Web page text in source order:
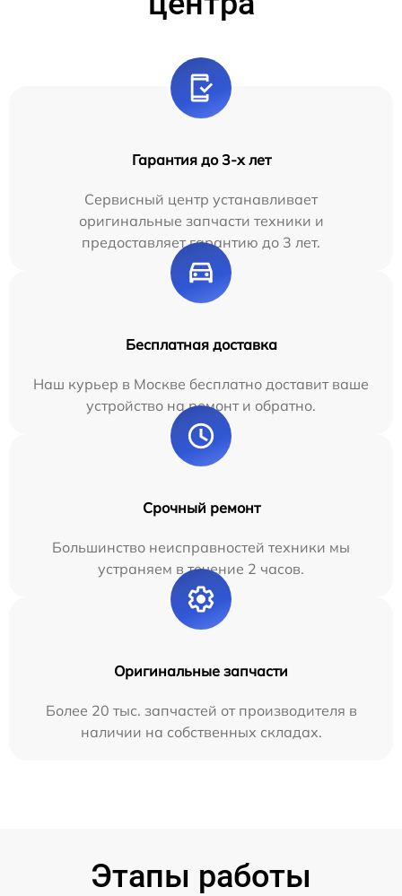
Гарантия до 3-х лет
Сервисный центр устанавливает
оригинальные запчасти техники и
предоставляет гарантию до 3 лет.
Бесплатная доставка
Наш курьер в Москве бесплатно доставит ваше
устройство на ремонт и обратно.
Срочный ремонт
Большинство неисправностей техники мы
устраняем в течение 2 часов.
Оригинальные запчасти
Более 20 тыс. запчастей от производителя в
наличии на собственных складах.
Этапы работы